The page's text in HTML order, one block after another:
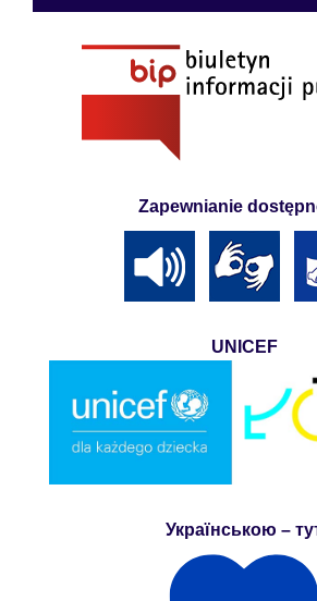
Zapewnianie
UNICEF
Українською –